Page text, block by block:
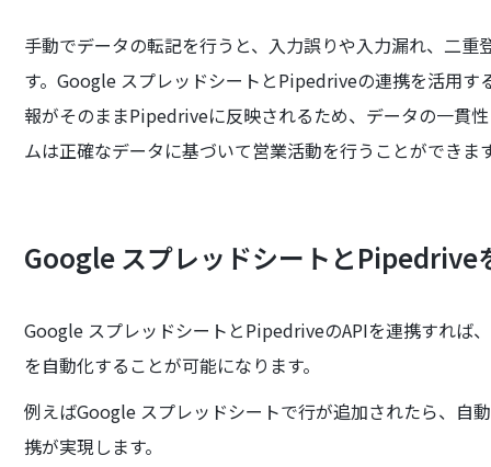
手動でデータの転記を行うと、入力誤りや入力漏れ、二
す。Google スプレッドシートとPipedriveの連携を活用
報がそのままPipedriveに反映されるため、データの一貫
ムは正確なデータに基づいて営業活動を行うことができま
Google スプレッドシートとPipedrive
Google スプレッドシートとPipedriveのAPIを連携すれば
を自動化することが可能になります。
例えばGoogle スプレッドシートで行が追加されたら、自
携が実現します。